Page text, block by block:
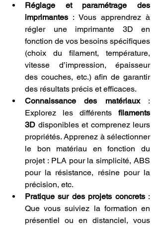
Réglage et paramétrage des
imprimantes : Vous apprendrez à
régler une imprimante 3D en
fonction de vos besoins spécifiques
(choix du filament, température,
vitesse d’impression, épaisseur
des couches, etc.) afin de garantir
des résultats précis et efficaces.
Connaissance des matériaux :
Explorez les différents filaments
3D disponibles et comprenez leurs
propriétés. Apprenez à sélectionner
le bon matériau en fonction du
projet : PLA pour la simplicité, ABS
pour la résistance, résine pour la
précision, etc.
Pratique sur des projets concrets :
Que vous suiviez la formation en
présentiel ou en distanciel, vous